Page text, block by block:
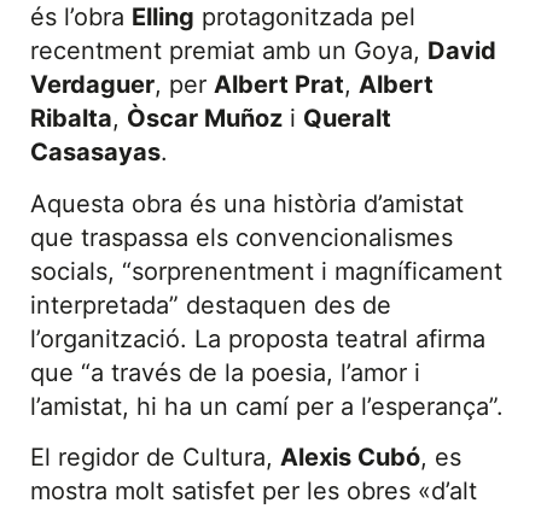
és l’obra Elling protagonitzada pel
recentment premiat amb un Goya, David
Verdaguer, per Albert Prat, Albert
Ribalta, Òscar Muñoz i Queralt
Casasayas.
Aquesta obra és una història d’amistat
que traspassa els convencionalismes
socials, “sorprenentment i magníficament
interpretada” destaquen des de
l’organització. La proposta teatral afirma
que “a través de la poesia, l’amor i
l’amistat, hi ha un camí per a l’esperança”.
El regidor de Cultura, Alexis Cubó, es
mostra molt satisfet per les obres «d’alt